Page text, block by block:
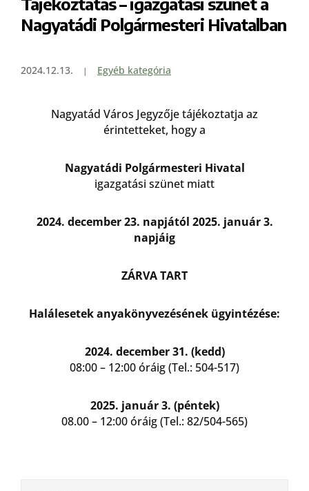
Nagyatádi Polgármesteri Hivatalban
2024.12.13. Egyéb kategória
Nagyatád Város Jegyzője tájékoztatja az
érintetteket, hogy a
Nagyatádi Polgármesteri Hivatal
igazgatási szünet miatt
2024. december 23. napjától 2025. január 3.
napjáig
ZÁRVA TART
Halálesetek anyakönyvezésének ügyintézése:
2024. december 31. (kedd)
08:00 – 12:00 óráig (Tel.: 504-517)
2025. január 3. (péntek)
08.00 – 12:00 óráig (Tel.: 82/504-565)